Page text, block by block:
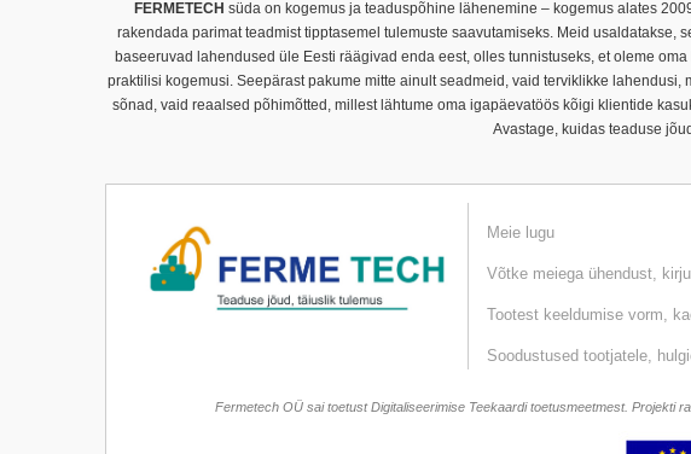
FERMETECH süda on kogemus ja teaduspõhine lähenemine – kogemus alates
rakendada parimat teadmist tipptasemel tulemuste saavutamiseks. Meid
baseeruvad lahendused üle Eesti räägivad enda eest, olles tunnistuseks, et oleme
praktilisi kogemusi. Seepärast pakume mitte ainult seadmeid, vaid terviklikke
sõnad, vaid reaalsed põhimõtted, millest lähtume oma igapäevatöös kõigi klientide
Avastage, kuidas teaduse
Meie lugu
Võtke meiega ühendust,
Tootest keeldumise vorm,
Soodustused tootjatele,
Fermetech OÜ sai toetust Digitaliseerimise Teekaardi toetusmeetmest. Projekti